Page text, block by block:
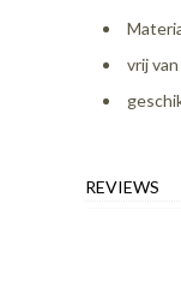
vrij
REVIEWS